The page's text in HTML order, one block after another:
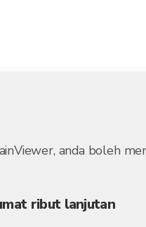
anda boleh
ribut lanjutan